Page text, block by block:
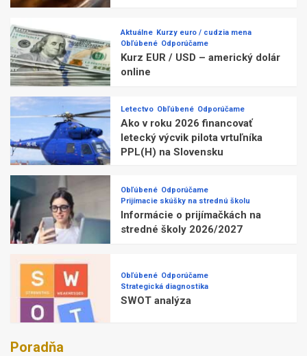
Aktuálne Kurzy euro / cudzia mena
Obľúbené Odporúčame
Kurz EUR / USD – americký dolár
online
Letectvo Obľúbené Odporúčame
Ako v roku 2026 financovať
letecký výcvik pilota vrtuľníka
PPL(H) na Slovensku
Obľúbené Odporúčame
Prijímacie skúšky na strednú školu
Informácie o prijímačkách na
stredné školy 2026/2027
Obľúbené Odporúčame
Strategická diagnostika
SWOT analýza
Poradňa